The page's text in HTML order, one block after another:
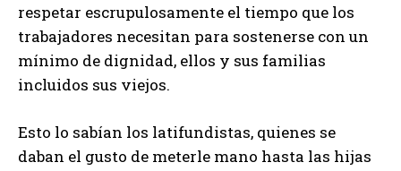
respetar escrupulosamente el tiempo que los
trabajadores necesitan para sostenerse con un
mínimo de dignidad, ellos y sus familias
incluidos sus viejos.
Esto lo sabían los latifundistas, quienes se
daban el gusto de meterle mano hasta las hijas